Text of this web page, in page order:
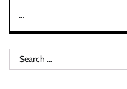
…
Search
for: